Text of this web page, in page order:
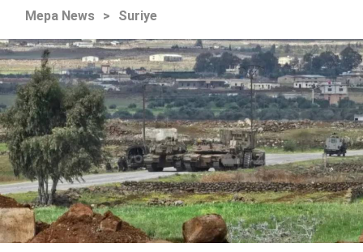
Mepa News > Suriye